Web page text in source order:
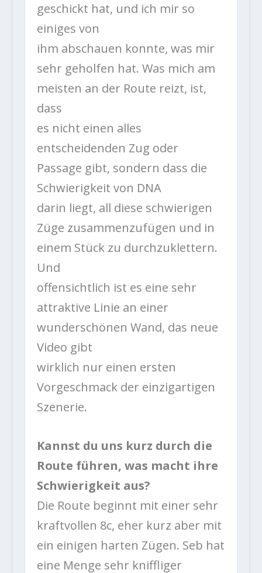
geschickt hat, und ich mir so
einiges von
ihm abschauen konnte, was mir
sehr geholfen hat. Was mich am
meisten an der Route reizt, ist,
dass
es nicht einen alles
entscheidenden Zug oder
Passage gibt, sondern dass die
Schwierigkeit von DNA
darin liegt, all diese schwierigen
Züge zusammenzufügen und in
einem Stück zu durchzuklettern.
Und
offensichtlich ist es eine sehr
attraktive Linie an einer
wunderschönen Wand, das neue
Video gibt
wirklich nur einen ersten
Vorgeschmack der einzigartigen
Szenerie.
Kannst du uns kurz durch die
Route führen, was macht ihre
Schwierigkeit aus?
Die Route beginnt mit einer sehr
kraftvollen 8c, eher kurz aber mit
ein einigen harten Zügen. Seb hat
eine Menge sehr kniffliger